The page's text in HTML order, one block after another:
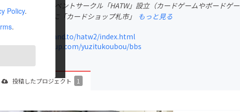
ジェット
ゲーム・サービス開発 フード
チャレンジ
活性化
Policy.
.
1999年総合イベントサークル「HATW」設立（カードゲームやボード
奈川県藤沢市に「カードショップ札市」
もっと見る
hatw.dw.land.to/hatw2/index.html
9208.teacup.com/yuzitukoubou/bbs
投稿したプロジェクト 1